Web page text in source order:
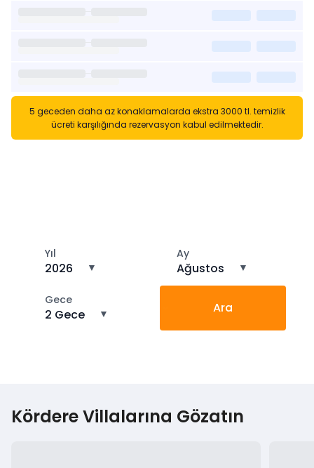
5 geceden daha az konaklamalarda ekstra 3000 tl. temizlik
ücreti karşılığında rezervasyon kabul edilmektedir.
Yıl
2026 ▼
Ay
Ağustos ▼
Gece
2 Gece ▼ Ara
Kördere Villalarına Gözatın